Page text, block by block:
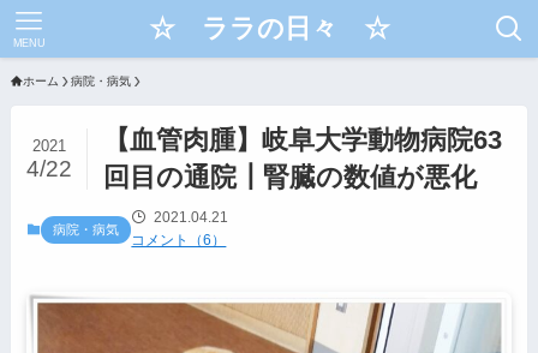
☆ ララの日々 ☆
MENU
ホーム 病院・病気
【血管肉腫】岐阜大学動物病院63
回目の通院┃腎臓の数値が悪化
2021
4/22
病院・病気
2021.04.21
コメント（6）